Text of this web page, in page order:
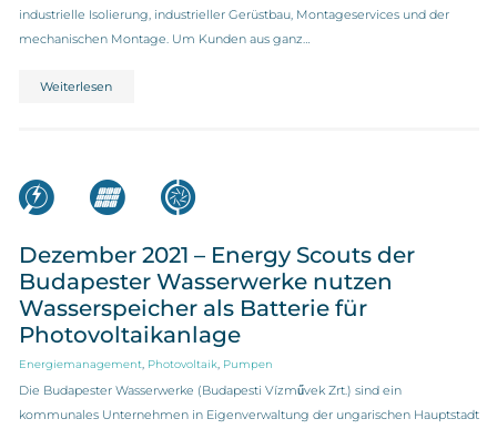
industrielle Isolierung, industrieller Gerüstbau, Montageservices und der
mechanischen Montage. Um Kunden aus ganz…
Weiterlesen
Dezember 2021 – Energy Scouts der
Budapester Wasserwerke nutzen
Wasserspeicher als Batterie für
Photovoltaikanlage
Energiemanagement Photovoltaik Pumpen
Die Budapester Wasserwerke (Budapesti Vízművek Zrt.) sind ein
kommunales Unternehmen in Eigenverwaltung der ungarischen Hauptstadt